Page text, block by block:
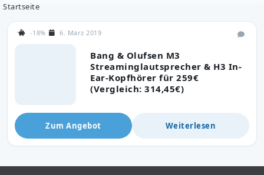
Startseite
Bang & Olufsen M3
Streaminglautsprecher & H3 In-
Ear-Kopfhörer für 259€
(Vergleich: 314,45€)
-18% 6. März 2019
Zum Angebot Weiterlesen